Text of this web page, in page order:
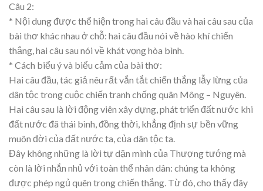
Câu 2:
* Nội dung được thể hiện trong hai câu đầu và hai câu sau của
bài thơ khác nhau ở chỗ: hai câu đầu nói về hào khí chiến
thắng, hai câu sau nói về khát vọng hòa bình.
* Cách biểu ý và biểu cảm của bài thơ:
Hai câu đầu, tác giả nêu rất vắn tắt chiến thắng lẫy lừng của
dân tộc trong cuộc chiến tranh chống quân Mông – Nguyên.
Hai câu sau là lời động viên xây dựng, phát triển đất nước khi
đất nước đã thái bình, đồng thời, khẳng định sự bền vững
muôn đời của đất nước ta, của dân tộc ta.
Đây không những là lời tự dặn mình của Thượng tướng mà
còn là lời nhắn nhủ với toàn thể nhân dân: chúng ta không
được phép ngủ quên trong chiến thắng. Từ đó, cho thấy đây